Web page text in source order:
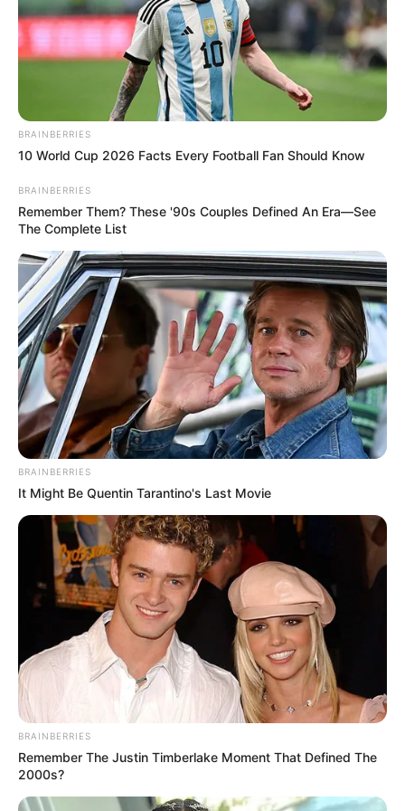
BRAINBERRIES
10 World Cup 2026 Facts Every Football Fan Should Know
BRAINBERRIES
Remember Them? These '90s Couples Defined An Era—See
The Complete List
BRAINBERRIES
It Might Be Quentin Tarantino's Last Movie
BRAINBERRIES
Remember The Justin Timberlake Moment That Defined The
2000s?